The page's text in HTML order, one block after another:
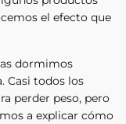
el efecto que
dormimos
Casi todos los
perder peso, pero
a explicar cómo